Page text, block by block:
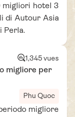
migliori hotel 3
di Autour Asia
Perla.
1,345 vues
migliore per
Phu Quoc
migliore